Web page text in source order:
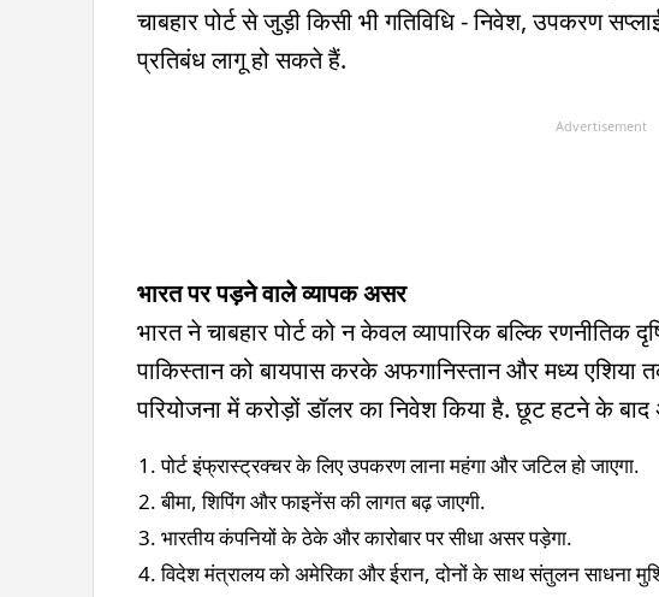
चाबहार पोर्ट से जुड़ी किसी भी गतिविधि - निवेश, उपकरण
प्रतिबंध लागू हो सकते हैं.
Advertisement
भारत पर पड़ने वाले व्यापक असर
भारत ने चाबहार पोर्ट को न केवल व्यापारिक बल्कि रणनीतिक
पाकिस्तान को बायपास करके अफगानिस्तान और मध्य एशिया
परियोजना में करोड़ों डॉलर का निवेश किया है. छूट हटने के
पोर्ट इंफ्रास्ट्रक्चर के लिए उपकरण लाना महंगा और जटिल हो जाएगा.
बीमा, शिपिंग और फाइनेंस की लागत बढ़ जाएगी.
भारतीय कंपनियों के ठेके और कारोबार पर सीधा असर पड़ेगा.
विदेश मंत्रालय को अमेरिका और ईरान, दोनों के साथ संतुलन साधना